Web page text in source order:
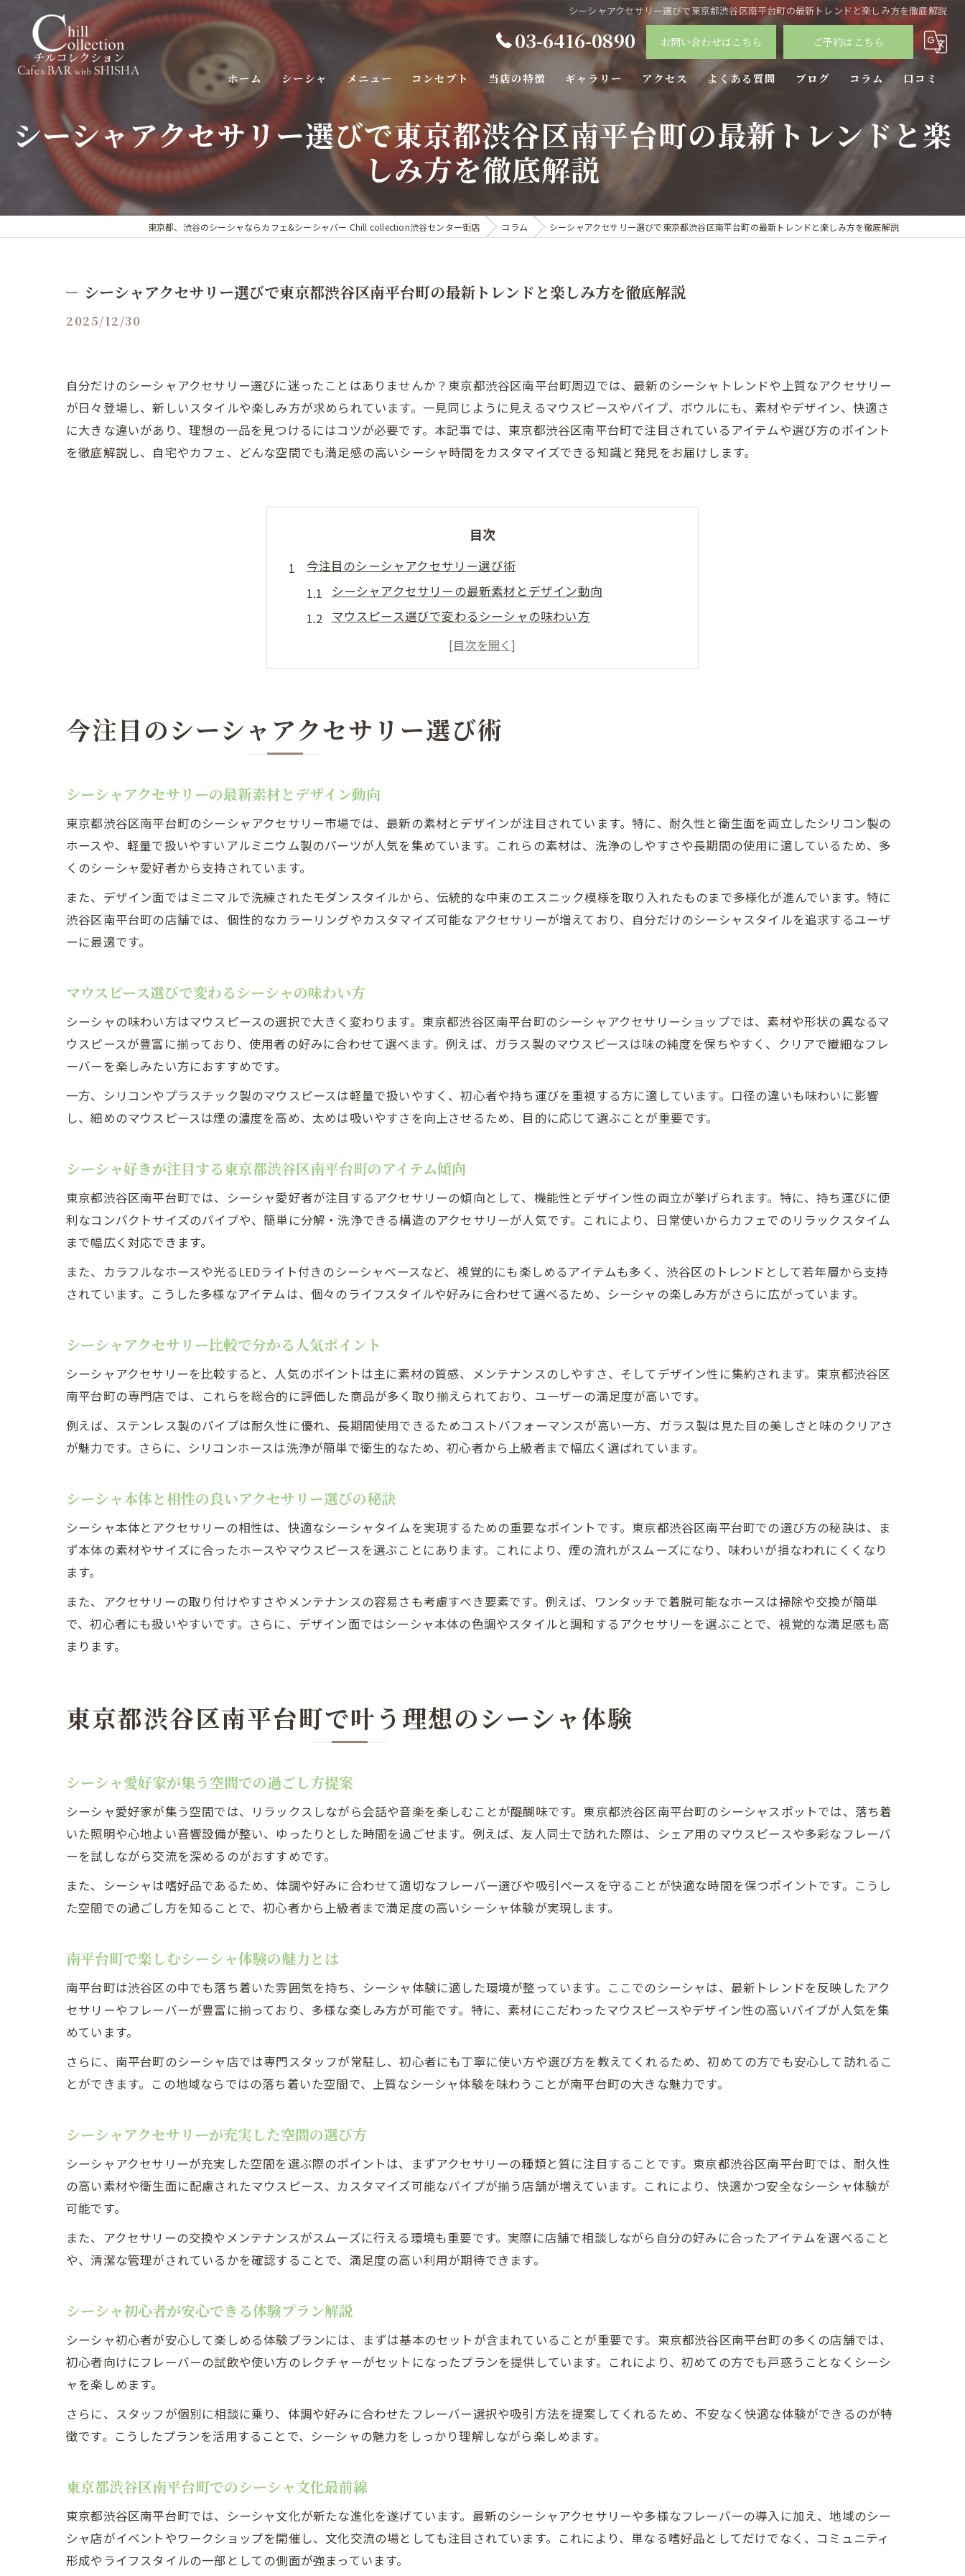
シーシャアクセサリー選びで東京都渋谷区南平台町の最新トレンドと楽しみ方を徹底解説
03-6416-0890 お問い合わせはこちら ご予約はこちら
ホーム シーシャ メニュー コンセプト 当店の特徴
バー
カフェ
デート
ギャラリー アクセス よくある質問 ブログ コラム 口コミ
シーシャアクセサリー選びで東京都渋谷区南平台町の最新トレンドと楽
しみ方を徹底解説
東京都、渋谷のシーシャならカフェ&シーシャバー Chill collection渋谷センター街店 コラム シーシャアクセサリー選びで東京都渋谷区南平台町の最新トレンドと楽しみ方を徹底解説
シーシャアクセサリー選びで東京都渋谷区南平台町の最新トレンドと楽しみ方を徹底解説
2025/12/30
自分だけのシーシャアクセサリー選びに迷ったことはありませんか？東京都渋谷区南平台町周辺では、最新のシーシャトレンドや上質なアクセサリー
が日々登場し、新しいスタイルや楽しみ方が求められています。一見同じように見えるマウスピースやパイプ、ボウルにも、素材やデザイン、快適さ
に大きな違いがあり、理想の一品を見つけるにはコツが必要です。本記事では、東京都渋谷区南平台町で注目されているアイテムや選び方のポイント
を徹底解説し、自宅やカフェ、どんな空間でも満足感の高いシーシャ時間をカスタマイズできる知識と発見をお届けします。
目次
今注目のシーシャアクセサリー選び術
シーシャアクセサリーの最新素材とデザイン動向
マウスピース選びで変わるシーシャの味わい方
シーシャ好きが注目する東京都渋谷区南平台町のアイテム傾向
シーシャアクセサリー比較で分かる人気ポイント
東京都渋谷区南平台町で叶う理想のシーシャ体験
シーシャ愛好家が集う空間での過ごし方提案
シーシャアクセサリーが充実した空間の選び方
シーシャ初心者が安心できる体験プラン解説
東京都渋谷区南平台町でのシーシャ文化最前線
話題のシーシャアクセサリー新商品を徹底紹介
マウスピースやボウルの進化が叶える体験
オンラインで入手できる注目シーシャアイテム
自分らしいシーシャ時間を作るアイテム提案
個性が光るシーシャアクセサリーの選び方
自宅でもカフェ気分を楽しむためのアイテム紹介
アクセサリー一つで変わるシーシャ体験談
マウスピースやボウルの選び方とポイント紹介
シーシャ初心者向けマウスピース選びの基本
上級者が選ぶボウルの特徴とこだわり
マウスピースとボウルの組み合わせ例を紹介
シーシャアクセサリーで味わいを深める方法
シーシャ愛好家が選ぶアクセサリーの条件
デザイン性と実用性を両立したシーシャアイテム
海外直輸入シーシャアクセサリーの魅力
プレミアムなシーシャ体験を支えるアイテム選び
シーシャアクセサリーで差がつく楽しみ方
今注目のシーシャアクセサリー選び術
シーシャアクセサリーの最新素材とデザイン動向
東京都渋谷区南平台町のシーシャアクセサリー市場では、最新の素材とデザインが注目されています。特に、耐久性と衛生面を両立したシリコン製の
ホースや、軽量で扱いやすいアルミニウム製のパーツが人気を集めています。これらの素材は、洗浄のしやすさや長期間の使用に適しているため、多
くのシーシャ愛好者から支持されています。
また、デザイン面ではミニマルで洗練されたモダンスタイルから、伝統的な中東のエスニック模様を取り入れたものまで多様化が進んでいます。特に
渋谷区南平台町の店舗では、個性的なカラーリングやカスタマイズ可能なアクセサリーが増えており、自分だけのシーシャスタイルを追求するユーザ
ーに最適です。
マウスピース選びで変わるシーシャの味わい方
シーシャの味わい方はマウスピースの選択で大きく変わります。東京都渋谷区南平台町のシーシャアクセサリーショップでは、素材や形状の異なるマ
ウスピースが豊富に揃っており、使用者の好みに合わせて選べます。例えば、ガラス製のマウスピースは味の純度を保ちやすく、クリアで繊細なフレ
ーバーを楽しみたい方におすすめです。
一方、シリコンやプラスチック製のマウスピースは軽量で扱いやすく、初心者や持ち運びを重視する方に適しています。口径の違いも味わいに影響
し、細めのマウスピースは煙の濃度を高め、太めは吸いやすさを向上させるため、目的に応じて選ぶことが重要です。
シーシャ好きが注目する東京都渋谷区南平台町のアイテム傾向
東京都渋谷区南平台町では、シーシャ愛好者が注目するアクセサリーの傾向として、機能性とデザイン性の両立が挙げられます。特に、持ち運びに便
利なコンパクトサイズのパイプや、簡単に分解・洗浄できる構造のアクセサリーが人気です。これにより、日常使いからカフェでのリラックスタイム
まで幅広く対応できます。
また、カラフルなホースや光るLEDライト付きのシーシャベースなど、視覚的にも楽しめるアイテムも多く、渋谷区のトレンドとして若年層から支持
されています。こうした多様なアイテムは、個々のライフスタイルや好みに合わせて選べるため、シーシャの楽しみ方がさらに広がっています。
シーシャアクセサリー比較で分かる人気ポイント
シーシャアクセサリーを比較すると、人気のポイントは主に素材の質感、メンテナンスのしやすさ、そしてデザイン性に集約されます。東京都渋谷区
南平台町の専門店では、これらを総合的に評価した商品が多く取り揃えられており、ユーザーの満足度が高いです。
例えば、ステンレス製のパイプは耐久性に優れ、長期間使用できるためコストパフォーマンスが高い一方、ガラス製は見た目の美しさと味のクリアさ
が魅力です。さらに、シリコンホースは洗浄が簡単で衛生的なため、初心者から上級者まで幅広く選ばれています。
シーシャ本体と相性の良いアクセサリー選びの秘訣
シーシャ本体とアクセサリーの相性は、快適なシーシャタイムを実現するための重要なポイントです。東京都渋谷区南平台町での選び方の秘訣は、ま
ず本体の素材やサイズに合ったホースやマウスピースを選ぶことにあります。これにより、煙の流れがスムーズになり、味わいが損なわれにくくなり
ます。
また、アクセサリーの取り付けやすさやメンテナンスの容易さも考慮すべき要素です。例えば、ワンタッチで着脱可能なホースは掃除や交換が簡単
で、初心者にも扱いやすいです。さらに、デザイン面ではシーシャ本体の色調やスタイルと調和するアクセサリーを選ぶことで、視覚的な満足感も高
まります。
東京都渋谷区南平台町で叶う理想のシーシャ体験
シーシャ愛好家が集う空間での過ごし方提案
シーシャ愛好家が集う空間では、リラックスしながら会話や音楽を楽しむことが醍醐味です。東京都渋谷区南平台町のシーシャスポットでは、落ち着
いた照明や心地よい音響設備が整い、ゆったりとした時間を過ごせます。例えば、友人同士で訪れた際は、シェア用のマウスピースや多彩なフレーバ
ーを試しながら交流を深めるのがおすすめです。
また、シーシャは嗜好品であるため、体調や好みに合わせて適切なフレーバー選びや吸引ペースを守ることが快適な時間を保つポイントです。こうし
た空間での過ごし方を知ることで、初心者から上級者まで満足度の高いシーシャ体験が実現します。
南平台町で楽しむシーシャ体験の魅力とは
南平台町は渋谷区の中でも落ち着いた雰囲気を持ち、シーシャ体験に適した環境が整っています。ここでのシーシャは、最新トレンドを反映したアク
セサリーやフレーバーが豊富に揃っており、多様な楽しみ方が可能です。特に、素材にこだわったマウスピースやデザイン性の高いパイプが人気を集
めています。
さらに、南平台町のシーシャ店では専門スタッフが常駐し、初心者にも丁寧に使い方や選び方を教えてくれるため、初めての方でも安心して訪れるこ
とができます。この地域ならではの落ち着いた空間で、上質なシーシャ体験を味わうことが南平台町の大きな魅力です。
シーシャアクセサリーが充実した空間の選び方
シーシャアクセサリーが充実した空間を選ぶ際のポイントは、まずアクセサリーの種類と質に注目することです。東京都渋谷区南平台町では、耐久性
の高い素材や衛生面に配慮されたマウスピース、カスタマイズ可能なパイプが揃う店舗が増えています。これにより、快適かつ安全なシーシャ体験が
可能です。
また、アクセサリーの交換やメンテナンスがスムーズに行える環境も重要です。実際に店舗で相談しながら自分の好みに合ったアイテムを選べること
や、清潔な管理がされているかを確認することで、満足度の高い利用が期待できます。
シーシャ初心者が安心できる体験プラン解説
シーシャ初心者が安心して楽しめる体験プランには、まずは基本のセットが含まれていることが重要です。東京都渋谷区南平台町の多くの店舗では、
初心者向けにフレーバーの試飲や使い方のレクチャーがセットになったプランを提供しています。これにより、初めての方でも戸惑うことなくシーシ
ャを楽しめます。
さらに、スタッフが個別に相談に乗り、体調や好みに合わせたフレーバー選択や吸引方法を提案してくれるため、不安なく快適な体験ができるのが特
徴です。こうしたプランを活用することで、シーシャの魅力をしっかり理解しながら楽しめます。
東京都渋谷区南平台町でのシーシャ文化最前線
東京都渋谷区南平台町では、シーシャ文化が新たな進化を遂げています。最新のシーシャアクセサリーや多様なフレーバーの導入に加え、地域のシー
シャ店がイベントやワークショップを開催し、文化交流の場としても注目されています。これにより、単なる嗜好品としてだけでなく、コミュニティ
形成やライフスタイルの一部としての側面が強まっています。